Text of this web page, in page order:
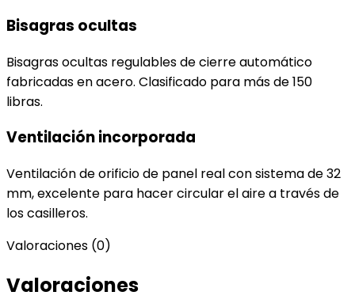
Bisagras ocultas
Bisagras ocultas regulables de cierre automático
fabricadas en acero. Clasificado para más de 150
libras.
Ventilación incorporada
Ventilación de orificio de panel real con sistema de 32
mm, excelente para hacer circular el aire a través de
los casilleros.
Valoraciones (0)
Valoraciones